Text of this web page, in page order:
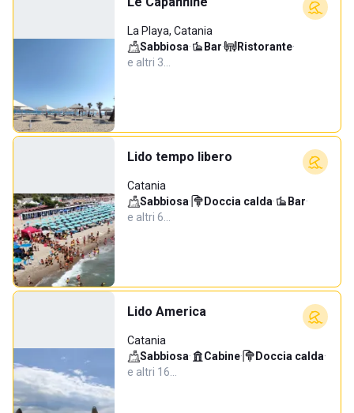
La Playa, Catania
Sabbiosa· Bar· Ristorante·
e altri 3…
Lido tempo libero
Catania
Sabbiosa· Doccia calda· Bar·
e altri 6…
Lido America
Catania
Sabbiosa· Cabine· Doccia calda·
e altri 16…